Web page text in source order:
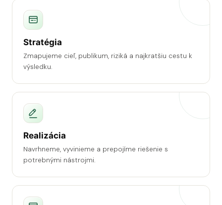
Stratégia
Zmapujeme cieľ, publikum, riziká a najkratšiu cestu k
výsledku.
Realizácia
Navrhneme, vyvinieme a prepojíme riešenie s
potrebnými nástrojmi.